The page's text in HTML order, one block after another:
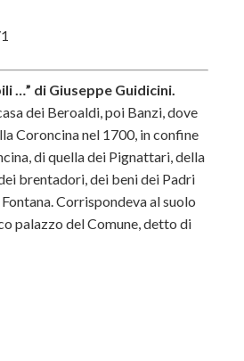
…” di Giuseppe Guidicini.
dei Beroaldi, poi Banzi, dove
Coroncina nel 1700, in confine
di quella dei Pignattari, della
brentadori, dei beni dei Padri
Fontana. Corrispondeva al suolo
palazzo del Comune, detto di